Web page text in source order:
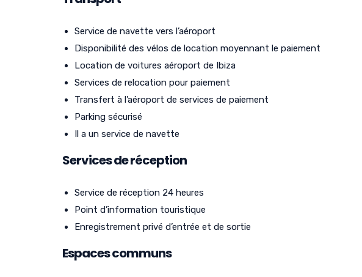
Service de navette vers l’aéroport
Disponibilité des vélos de location moyennant le paiement
Location de voitures aéroport de Ibiza
Services de relocation pour paiement
Transfert à l’aéroport de services de paiement
Parking sécurisé
Il a un service de navette
Services de réception
Service de réception 24 heures
Point d’information touristique
Enregistrement privé d’entrée et de sortie
Espaces communs